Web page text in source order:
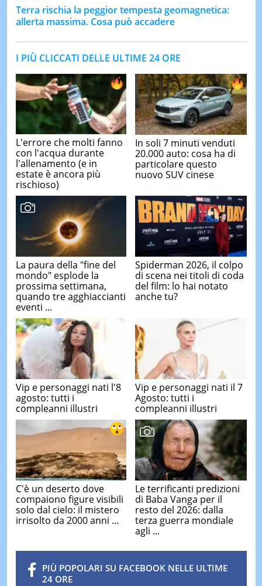
Terra rischia la peggior tempesta geomagnetica:
allerta massima. Cosa può accadere
I PIÙ CLICCATI DELLE ULTIME 24 ORE
L'errore che molti fanno
con l'acqua durante
l'allenamento (e in
estate è ancora più
rischioso)
In soli 7 minuti venduti
20.000 auto: cosa ha di
particolare questo
nuovo SUV cinese
La paura della "fine del
mondo" esplode la
prossima settimana,
quando tre agghiaccianti
eventi ...
Spiderman 2026, il colpo
di scena nei titoli di coda
del film: lo hai notato
anche tu?
Vip e personaggi nati l'8
agosto: tutti i
compleanni illustri
Vip e personaggi nati il 7
Agosto: tutti i
compleanni illustri
C'è un deserto dove
compaiono figure visibili
solo dal cielo: il mistero
irrisolto da 2000 anni ...
Le terrificanti predizioni
di Baba Vanga per il
resto del 2026: dalla
terza guerra mondiale
agli ...
PIÙ POPOLARI SU FACEBOOK NELLE ULTIME
24 ORE